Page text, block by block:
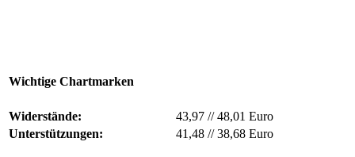
Wichtige Chartmarken
Widerstände: 43,97 //48,01 Euro
Unterstützungen:
41,48 //38,68 Euro